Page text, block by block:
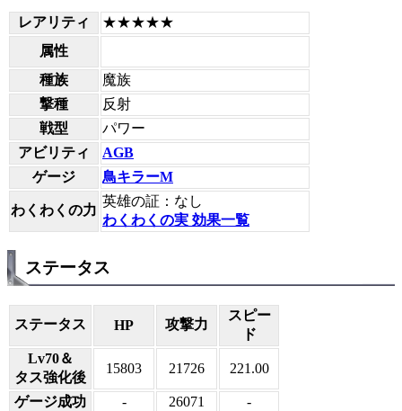
レアリティ
★★★★★
属性
種族
魔族
撃種
反射
戦型
パワー
アビリティ
AGB
ゲージ
鳥キラーM
わくわくの力
英雄の証：なし
わくわくの実 効果一覧
ステータス
ステータス HP 攻撃力
スピー
ド
Lv70＆
タス強化後
15803 21726 221.00
ゲージ成功 - 26071 -